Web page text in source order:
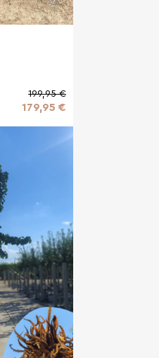
199,95 €
179,95 €